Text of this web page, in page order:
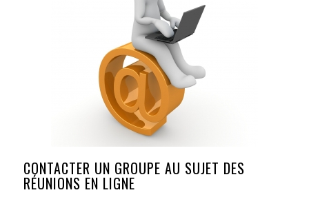
CONTACTER UN GROUPE AU SUJET DES
RÉUNIONS EN LIGNE